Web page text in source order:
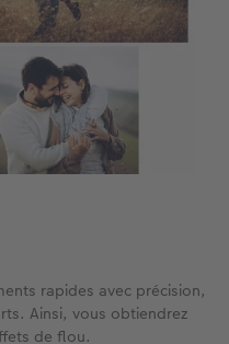
rapides avec précision,
Ainsi, vous obtiendrez
de flou.​